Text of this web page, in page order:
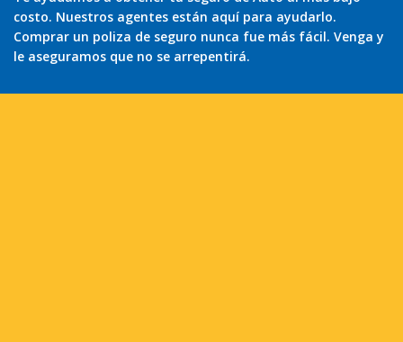
costo. Nuestros agentes están aquí para ayudarlo.
Comprar un poliza de seguro nunca fue más fácil. Venga y
le aseguramos que no se arrepentirá.